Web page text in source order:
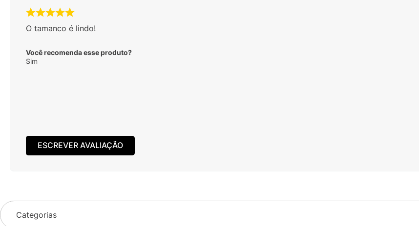
O tamanco é lindo!
Você recomenda esse produto?
Sim
ESCREVER AVALIAÇÃO
Categorias